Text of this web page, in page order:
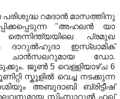
റമദാൻ മാസത്തിനു
"അഹലൻ യാ
പ്രമുഖ
ദാറുൽഹുദാ ഇസ്ലാമിക്
ചാൻസലറുമായ ഡോ.
ജൂണ്‍ 5 വെള്ളിയാഴ്ച 6
സ്കൂളിൽ വെച്ച നടക്കുന്ന
അബുദാബി ബ്രിട്ടീഷ്‌
സിംസാറുൽ ഹഖ്